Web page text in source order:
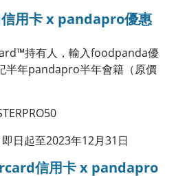
用卡 x pandapro優惠
持有人，輸入foodpanda優
半年pandapro半年會籍（原價
即日起至2023年12月31日
信用卡 x pandapro